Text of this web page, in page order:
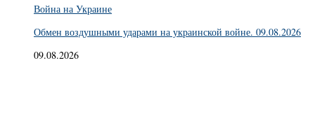
Война на Украине
Обмен воздушными ударами на украинской войне. 09.08.2026
09.08.2026